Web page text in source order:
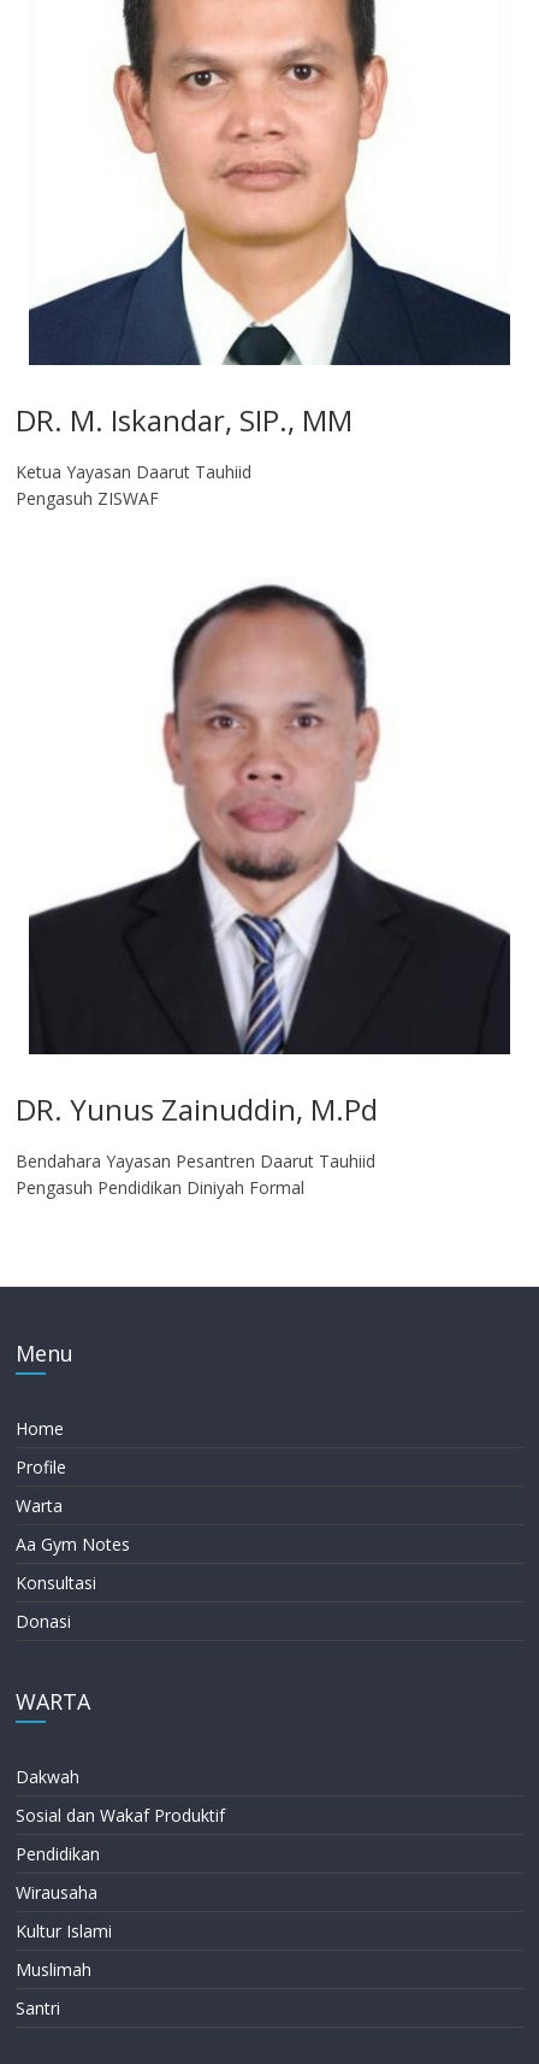
DR. M. Iskandar, SIP., MM
Ketua Yayasan Daarut Tauhiid
Pengasuh ZISWAF
DR. Yunus Zainuddin, M.Pd
Bendahara Yayasan Pesantren Daarut Tauhiid
Pengasuh Pendidikan Diniyah Formal
Menu
Home
Profile
Warta
Aa Gym Notes
Konsultasi
Donasi
WARTA
Dakwah
Sosial dan Wakaf Produktif
Pendidikan
Wirausaha
Kultur Islami
Muslimah
Santri